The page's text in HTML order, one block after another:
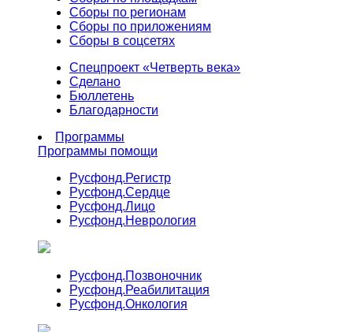
Сборы по регионам
Сборы по приложениям
Сборы в соцсетях
Спецпроект «Четверть века»
Сделано
Бюллетень
Благодарности
Программы
Программы помощи
Русфонд.Регистр
Русфонд.Сердце
Русфонд.Лицо
Русфонд.Неврология
Русфонд.Позвоночник
Русфонд.Реабилитация
Русфонд.Онкология